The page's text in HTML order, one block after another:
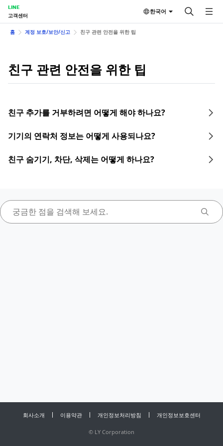
LINE
고객센터
한국어
홈 계정 보호/보안/신고 친구 관련 안전을 위한 팁
친구 관련 안전을 위한 팁
친구 추가를 거부하려면 어떻게 해야 하나요?
기기의 연락처 정보는 어떻게 사용되나요?
친구 숨기기, 차단, 삭제는 어떻게 하나요?
회사소개 이용약관 개인정보처리방침 개인정보보호센터
© LY Corporation